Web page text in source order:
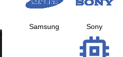
Samsung Sony